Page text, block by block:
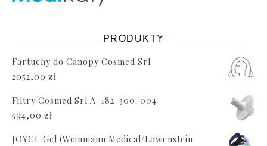
PRODUKTY
Fartuchy do Canopy Cosmed Srl
2052,00 zł
Filtry Cosmed Srl A-182-300-004
594,00 zł
JOYCE Gel (Weinmann Medical/Lowenstein